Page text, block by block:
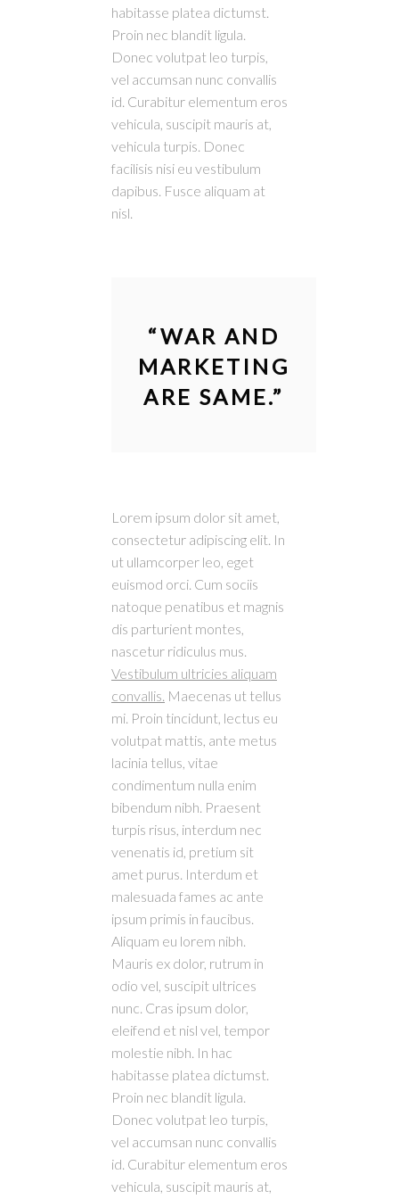
habitasse platea dictumst.
Proin nec blandit ligula.
Donec volutpat leo turpis,
vel accumsan nunc convallis
id. Curabitur elementum eros
vehicula, suscipit mauris at,
vehicula turpis. Donec
facilisis nisi eu vestibulum
dapibus. Fusce aliquam at
nisl.
“WAR AND
MARKETING
ARE SAME.”
Lorem ipsum dolor sit amet,
consectetur adipiscing elit. In
ut ullamcorper leo, eget
euismod orci. Cum sociis
natoque penatibus et magnis
dis parturient montes,
nascetur ridiculus mus.
Vestibulum ultricies aliquam
convallis. Maecenas ut tellus
mi. Proin tincidunt, lectus eu
volutpat mattis, ante metus
lacinia tellus, vitae
condimentum nulla enim
bibendum nibh. Praesent
turpis risus, interdum nec
venenatis id, pretium sit
amet purus. Interdum et
malesuada fames ac ante
ipsum primis in faucibus.
Aliquam eu lorem nibh.
Mauris ex dolor, rutrum in
odio vel, suscipit ultrices
nunc. Cras ipsum dolor,
eleifend et nisl vel, tempor
molestie nibh. In hac
habitasse platea dictumst.
Proin nec blandit ligula.
Donec volutpat leo turpis,
vel accumsan nunc convallis
id. Curabitur elementum eros
vehicula, suscipit mauris at,